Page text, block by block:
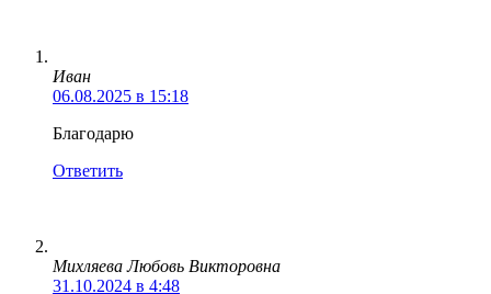
Иван
06.08.2025 в 15:18
Благодарю
Ответить
Михляева Любовь Викторовна
31.10.2024 в 4:48